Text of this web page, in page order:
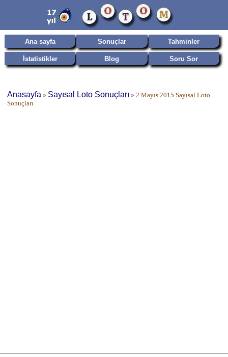
Ana sayfa Sonuçlar Tahminler
İstatistikler Blog Soru Sor
Anasayfa » Sayısal Loto Sonuçları » 2 Mayıs 2015 Sayısal Loto
Sonuçları